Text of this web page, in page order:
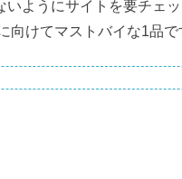
いようにサイトを要チェッ
向けてマストバイな1品で